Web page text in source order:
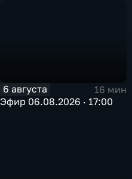
6 августа
16 мин
Эфир 06.08.2026 · 17:00